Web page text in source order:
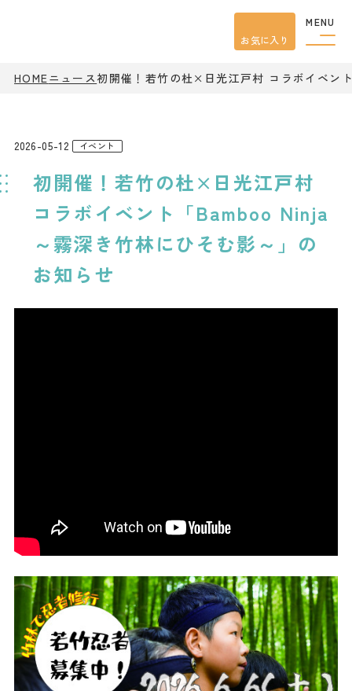
MENU
お気に入り
HOMEニュース初開催！若竹の杜×日光江戸村 コラボイベン
初開催！若竹の杜×日光江戸村
コラボイベント「Bamboo Ninja
～霧深き竹林にひそむ影～」の
お知らせ
2026-05-12 イベント
観光案内
イベント
宿泊
アクセス
フィルムコミ
ッション
MICE
Languag
e
フォトダウン
ロード